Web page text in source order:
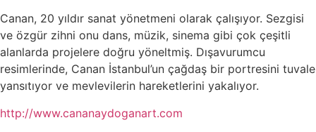
Canan, 20 yıldır sanat yönetmeni olarak çalışıyor. Sezgisi
ve özgür zihni onu dans, müzik, sinema gibi çok çeşitli
alanlarda projelere doğru yöneltmiş. Dışavurumcu
resimlerinde, Canan İstanbul’un çağdaş bir portresini tuvale
yansıtıyor ve mevlevilerin hareketlerini yakalıyor.
http://www.cananaydoganart.com